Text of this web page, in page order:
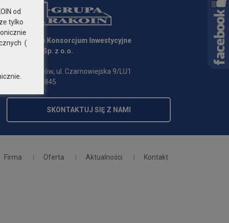
Krakowskie Konsorcjum Inwestycyjne
"KRAKOIN" Sp. z o.o.
31-126 Kraków, ul. Czarnowiejska 9/LU1
tel. 506 802 845
SKONTAKTUJ SIĘ Z NAMI
Firma Oferta Aktualności Kontakt
od
tylko
(